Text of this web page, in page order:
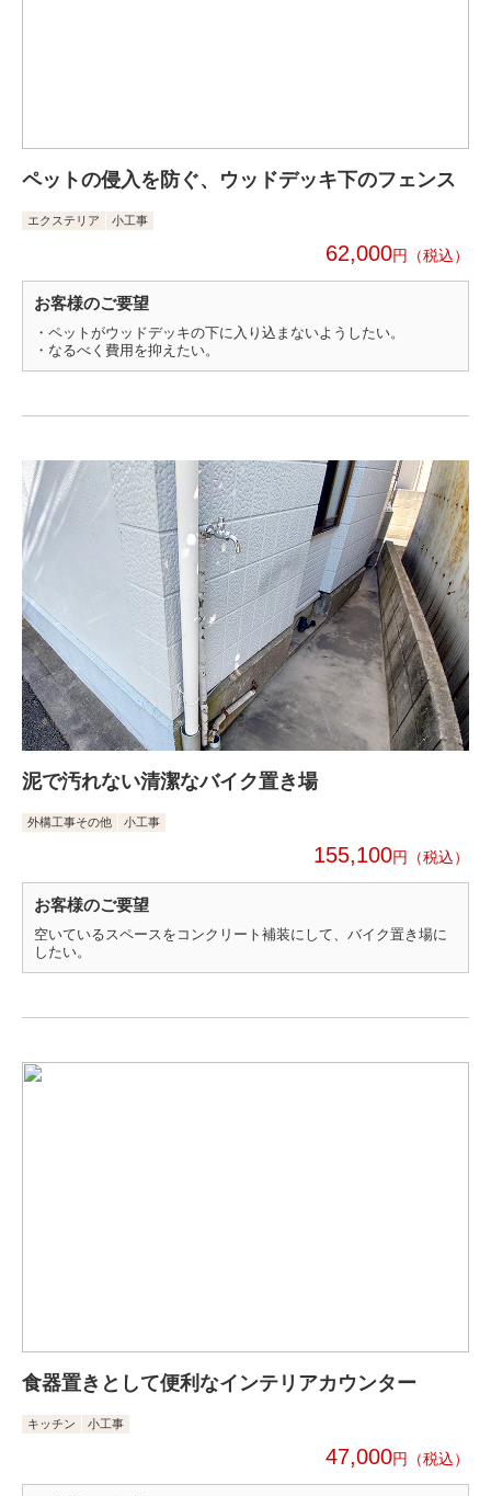
ペットの侵入を防ぐ、ウッドデッキ下のフェンス
エクステリア 小工事
62,000円
お客様のご要望
・ペットがウッドデッキの下に入り込まないようしたい。
・なるべく費用を抑えたい。
泥で汚れない清潔なバイク置き場
外構工事その他 小工事
155,100円
お客様のご要望
空いているスペースをコンクリート補装にして、バイク置き場に
したい。
食器置きとして便利なインテリアカウンター
キッチン 小工事
47,000円